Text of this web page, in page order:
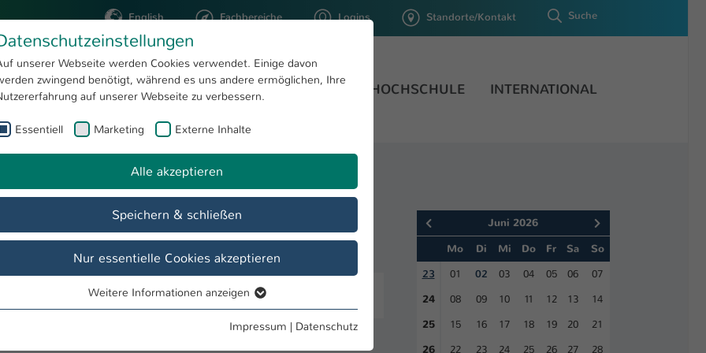
English Fachbereiche Logins Standorte/Kontakt Suche
STUDIUM FORSCHUNG HOCHSCHULE INTERNATIONAL
Juni 2026
Mo
Di Mi Do Fr Sa So
23 01 02 03 04 05 06 07
24 08 09 10 11 12 13 14
25 15 16 17 18 19 20 21
26 22 23 24 25 26 27 28
unserer Webseite werden Cookies verwendet. Einige davon
zwingend benötigt, während es uns andere ermöglichen, Ihre
auf unserer Webseite zu verbessern.
Essentiell Marketing Externe Inhalte
Alle akzeptieren
Speichern & schließen
Nur essentielle Cookies akzeptieren
Essentielle Cookies werden für grundlegende Funktionen der
Weitere Informationen anzeigen
Impressum | Datenschutz